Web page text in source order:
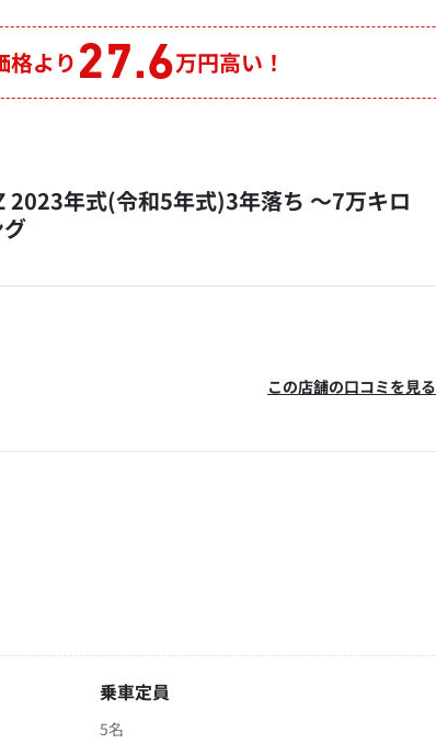
格より 27.6万円高い！
2023年式(令和5年式)3年落ち ～7万キロ
この店舗の口コミを見る
乗車定員
5名